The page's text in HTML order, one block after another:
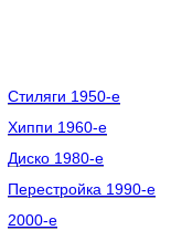
Стиляги 1950-е
Хиппи 1960-е
Диско 1980-е
Перестройка 1990-е
2000-е